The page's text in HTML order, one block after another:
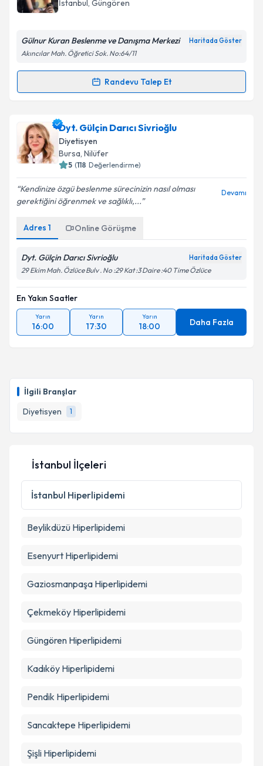
İlgili Branşlar
Diyetisyen
1
Kişisel verilerimin işlenmesine ilişkin
Metni'ni okudum ve kişisel verilerimin belirtilen
Takvim Talebini Gönder
İstanbul , Güngören
Gülnur Kuran Beslenme ve Danışma Merkezi Haritada Göster
Akıncılar Mah. Öğretici Sok. No:64/11
Randevu Talep Et
Randevu Takvimi Talebi
Dyt. Gülnur Kuraniçin randevu takvimi talebi
oluşturun. Size bu uzmandan randevu almanız için bir
takvim hazırlandığında e-posta ile bilgilendireceğiz.
Kişisel verilerimin işlenmesine ilişkin
Metni'ni okudum ve kişisel verilerimin belirtilen
kapsamda işlenmesini kabul ediyorum.
Dyt. Gülçin Darıcı Sivrioğlu
Diyetisyen
Bursa, Nilüfer
5 (118 Değerlendirme)
Kendinize özgü beslenme sürecinizin nasıl olması
gerektiğini öğrenmek ve sağlıklı,...
Devamı
Adres 1 Online Görüşme
Dyt. Gülçin Darıcı Sivrioğlu Haritada Göster
29 Ekim Mah. Özlüce Bulv . No :29 Kat :3 Daire :40 Time Özlüce
En Yakın Saatler
Yarın
16:00
Yarın
17:30
Yarın
18:00 Daha Fazla
İstanbul İlçeleri
İstanbul Hiperlipidemi
Beylikdüzü Hiperlipidemi
Esenyurt Hiperlipidemi
Gaziosmanpaşa Hiperlipidemi
Çekmeköy Hiperlipidemi
Güngören Hiperlipidemi
Kadıköy Hiperlipidemi
Pendik Hiperlipidemi
Sancaktepe Hiperlipidemi
Şişli Hiperlipidemi